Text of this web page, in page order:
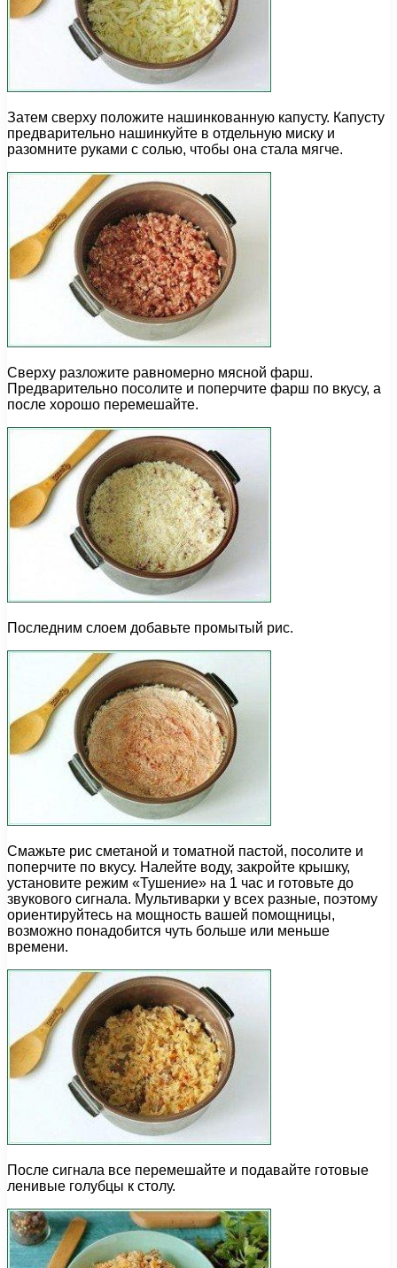
Затем сверху положите нашинкованную капусту. Капусту
предварительно нашинкуйте в отдельную миску и
разомните руками с солью, чтобы она стала мягче.
Сверху разложите равномерно мясной фарш.
Предварительно посолите и поперчите фарш по вкусу, а
после хорошо перемешайте.
Последним слоем добавьте промытый рис.
Смажьте рис сметаной и томатной пастой, посолите и
поперчите по вкусу. Налейте воду, закройте крышку,
установите режим «Тушение» на 1 час и готовьте до
звукового сигнала. Мультиварки у всех разные, поэтому
ориентируйтесь на мощность вашей помощницы,
возможно понадобится чуть больше или меньше
времени.
После сигнала все перемешайте и подавайте готовые
ленивые голубцы к столу.